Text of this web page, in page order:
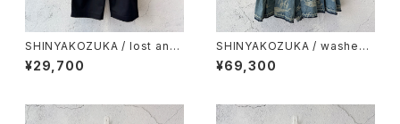
SHINYAKOZUKA / lost and
found pockets baggy with
Dickies(ISSUE#9) / night bl
¥29,700
SHINYAKOZUKA / washed
city scottish (ISSUE#9) / a
ntique ice
¥69,300